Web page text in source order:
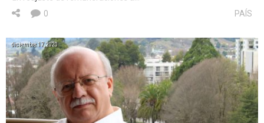
PAÍS
0
diciembre 17, 2020